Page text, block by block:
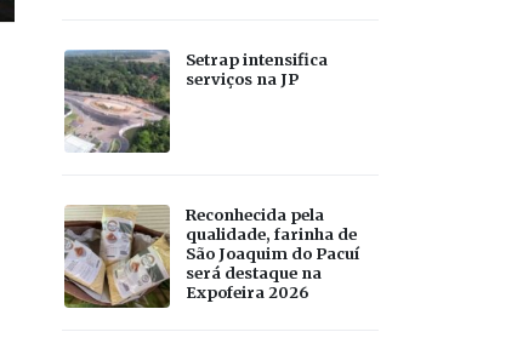
Setrap intensifica
serviços na JP
Reconhecida pela
qualidade, farinha de
São Joaquim do Pacuí
será destaque na
Expofeira 2026